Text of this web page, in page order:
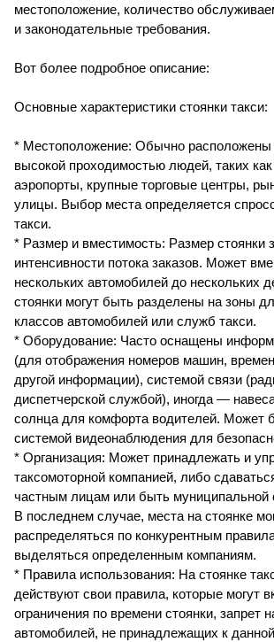
местоположение, количество
и законодательные требования.
Вот более подробное описание:
Основные характеристики стоянки такси:
* Местоположение: Обычно расположены
высокой проходимостью людей, таких
аэропорты, крупные торговые центры,
улицы. Выбор места определяется
такси.
* Размер и вместимость: Размер стоянки
интенсивности потока заказов. Может
нескольких автомобилей до нескольких
стоянки могут быть разделены на зоны
классов автомобилей или служб такси.
* Оборудование: Часто оснащены
(для отображения номеров машин,
другой информации), системой связи
диспетчерской службой), иногда —
солнца для комфорта водителей. Может
системой видеонаблюдения для
* Организация: Может принадлежать и
таксомоторной компанией, либо
частным лицам или быть муниципальной
В последнем случае, места на стоянке
распределяться по конкурентным
выделяться определенным компаниям.
* Правила использования: На стоянке
действуют свои правила, которые могут
ограничения по времени стоянки, запрет
автомобилей, не принадлежащих к